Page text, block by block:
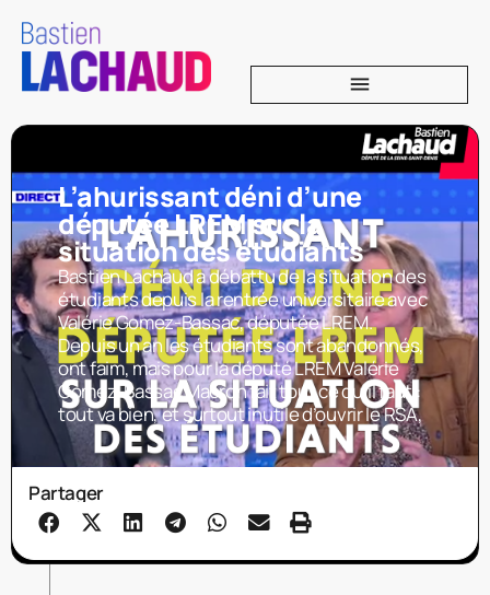
L’ahurissant déni d’une
députée LREM sur la
situation des étudiants
Bastien Lachaud a débattu de la situation des
étudiants depuis la rentrée universitaire avec
Valérie Gomez-Bassac, députée LREM.
Depuis un an les étudiants sont abandonnés,
ont faim, mais pour la député LREM Valérie
Gomez-Bassac Macron fait tout ce qu’il faut :
tout va bien, et surtout inutile d’ouvrir le RSA,
Partager